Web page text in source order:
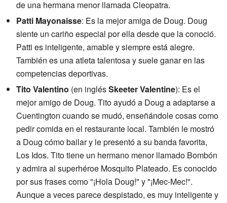
de una hermana menor llamada Cleopatra.
Patti Mayonaisse: Es la mejor amiga de Doug. Doug
siente un cariño especial por ella desde que la conoció.
Patti es inteligente, amable y siempre está alegre.
También es una atleta talentosa y suele ganar en las
competencias deportivas.
Tito Valentino (en inglésSkeeter Valentine): Es el
mejor amigo de Doug. Tito ayudó a Doug a adaptarse a
Cuentington cuando se mudó, enseñándole cosas como
pedir comida en el restaurante local. También le mostró
a Doug cómo bailar y le presentó a su banda favorita,
Los Idos. Tito tiene un hermano menor llamado Bombón
y admira al superhéroe Mosquito Plateado. Es conocido
por sus frases como "¡Hola Doug!" y "¡Mec-Mec!".
Aunque a veces parece despistado, es muy inteligente y